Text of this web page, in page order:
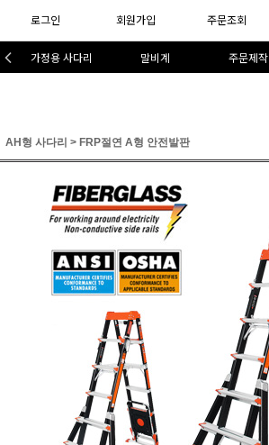
로그인 회원가입 주문조회
가정용 사다리 말비계 주문제작
AH형 사다리 > FRP절연 A형 안전발판